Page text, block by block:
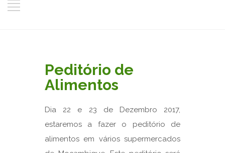
Peditório de
Alimentos
Dia 22 e 23 de Dezembro 2017,
estaremos a fazer o peditório de
alimentos em vários supermercados